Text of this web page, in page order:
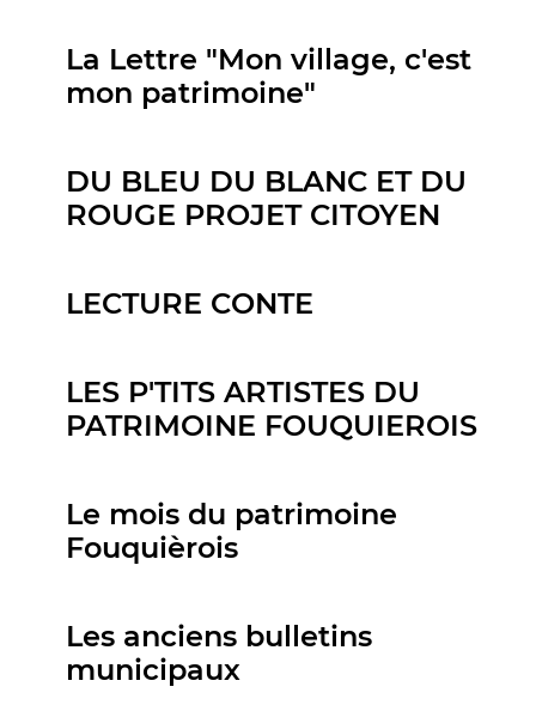
La Lettre "Mon village, c'est
mon patrimoine"
DU BLEU DU BLANC ET DU
ROUGE PROJET CITOYEN
LECTURE CONTE
LES P'TITS ARTISTES DU
PATRIMOINE FOUQUIEROIS
Le mois du patrimoine
Fouquièrois
Les anciens bulletins
municipaux